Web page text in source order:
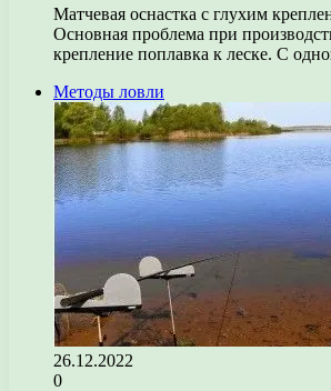
Матчевая оснастка с глухим
Основная проблема при
крепление поплавка к леске. С
Методы ловли
26.12.2022
0